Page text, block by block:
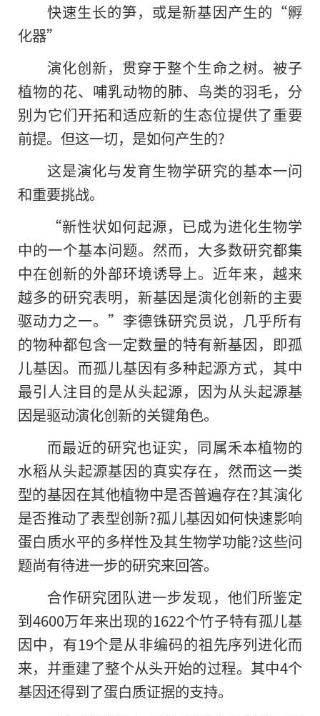
快速生长的笋，或是新基因产生的“孵
化器”
演化创新，贯穿于整个生命之树。被子
植物的花、哺乳动物的肺、鸟类的羽毛，分
别为它们开拓和适应新的生态位提供了重要
前提。但这一切，是如何产生的?
这是演化与发育生物学研究的基本一问
和重要挑战。
“新性状如何起源，已成为进化生物学
中的一个基本问题。然而，大多数研究都集
中在创新的外部环境诱导上。近年来，越来
越多的研究表明，新基因是演化创新的主要
驱动力之一。”李德铢研究员说，几乎所有
的物种都包含一定数量的特有新基因，即孤
儿基因。而孤儿基因有多种起源方式，其中
最引人注目的是从头起源，因为从头起源基
因是驱动演化创新的关键角色。
而最近的研究也证实，同属禾本植物的
水稻从头起源基因的真实存在，然而这一类
型的基因在其他植物中是否普遍存在?其演化
是否推动了表型创新?孤儿基因如何快速影响
蛋白质水平的多样性及其生物学功能?这些问
题尚有待进一步的研究来回答。
合作研究团队进一步发现，他们所鉴定
到4600万年来出现的1622个竹子特有孤儿基
因中，有19个是从非编码的祖先序列进化而
来，并重建了整个从头开始的过程。其中4个
基因还得到了蛋白质证据的支持。